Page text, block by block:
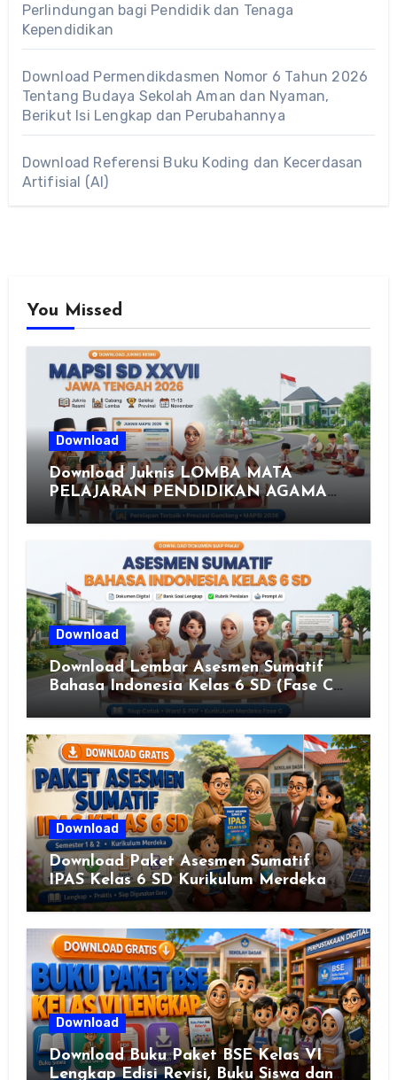
Perlindungan bagi Pendidik dan Tenaga
Kependidikan
Download Permendikdasmen Nomor 6 Tahun 2026
Tentang Budaya Sekolah Aman dan Nyaman,
Berikut Isi Lengkap dan Perubahannya
Download Referensi Buku Koding dan Kecerdasan
Artifisial (AI)
You Missed
Download
Download Juknis LOMBA MATA
PELAJARAN PENDIDIKAN AGAMA
ISLAM DAN SENI ISLAMI (MAPSI)
SEKOLAH DASAR XXVII PROVINSI
JAWA TENGAH TAHUN 2026
Download
Download Lembar Asesmen Sumatif
Bahasa Indonesia Kelas 6 SD (Fase C)
– Bank Soal & Rubrik Penilaian
Download
Download Paket Asesmen Sumatif
IPAS Kelas 6 SD Kurikulum Merdeka
Lengkap Semester 1 & 2
Download
Download Buku Paket BSE Kelas VI
Lengkap Edisi Revisi, Buku Siswa dan